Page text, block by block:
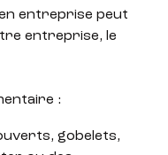
entreprise peut
entreprise, le
:
gobelets,